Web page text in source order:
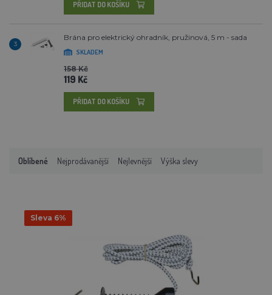
PŘIDAT DO KOŠÍKU
3
Brána pro elektrický ohradník, pružinová, 5 m - sada
SKLADEM
158 Kč
119 Kč
PŘIDAT DO KOŠÍKU
Oblíbené Nejprodávanější Nejlevnější Výška slevy
Sleva 6%